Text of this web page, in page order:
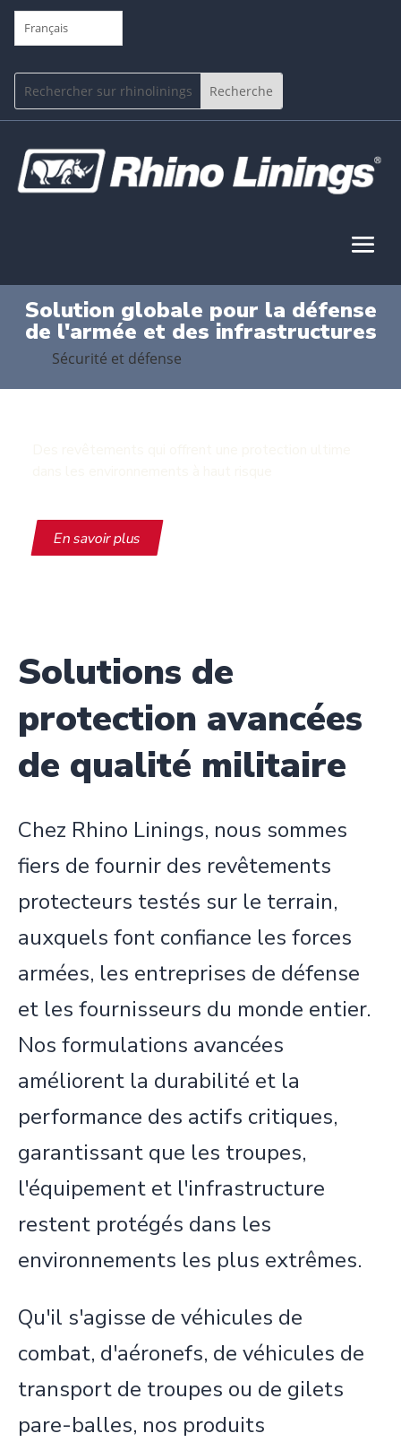
Français
Solution globale pour la défense
de l'armée et des infrastructures
Sécurité et défense
En savoir plus
Solutions de
protection avancées
de qualité militaire
Chez Rhino Linings, nous sommes
fiers de fournir des revêtements
protecteurs testés sur le terrain,
auxquels font confiance les forces
armées, les entreprises de défense
et les fournisseurs du monde entier.
Nos formulations avancées
améliorent la durabilité et la
performance des actifs critiques,
garantissant que les troupes,
l'équipement et l'infrastructure
restent protégés dans les
environnements les plus extrêmes.
Qu'il s'agisse de véhicules de
combat, d'aéronefs, de véhicules de
transport de troupes ou de gilets
pare-balles, nos produits